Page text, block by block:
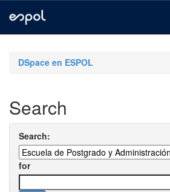
navigationDSpace en ESPOL
Search
Search:
for